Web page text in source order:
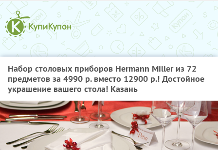
Набор столовых приборов Hermann Miller из 72
предметов за 4990 р. вместо 12900 р.! Достойное
украшение вашего стола! Казань